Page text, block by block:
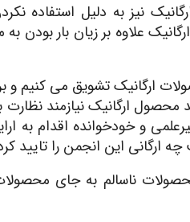
نیز به دلیل استفاده
علاوه بر زیان بار بودن به
ارگانیک تشویق می کنیم
محصول ارگانیک نیازمند
و خودخوانده اقدام به
ارگانی این انجمن را تایید
ناسالم به جای محصولات